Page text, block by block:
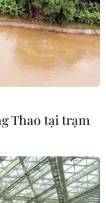
Thao tại trạm